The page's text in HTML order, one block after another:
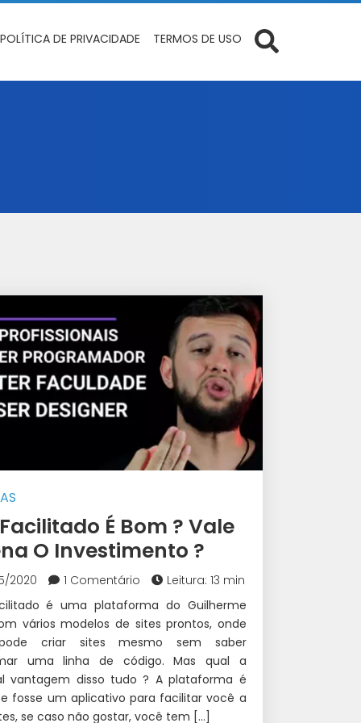
POLÍTICA DE PRIVACIDADE TERMOS DE USO
É Bom ? Vale
O Investimento ?
2020 1 Comentário
Leitura: 13 min
é uma plataforma do Guilherme
vários modelos de sites prontos, onde
criar sites mesmo sem saber
uma linha de código. Mas qual a
vantagem disso tudo ? A plataforma é
fosse um aplicativo para facilitar você a
se caso não gostar, você tem […]